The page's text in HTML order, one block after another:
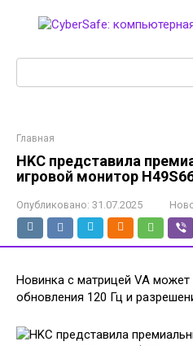
Главная
HKC представила
игровой монитор
Опубликовано: 31.07.2025
Новинка с матрицей VA может
обновления 120 Гц и